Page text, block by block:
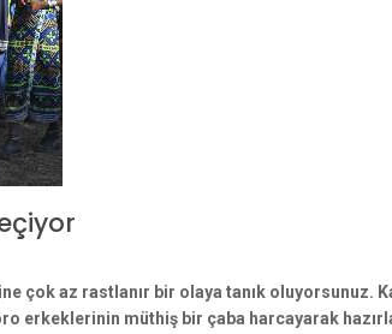
çok az rastlanır bir olaya tanık oluyorsunuz.
erkeklerinin müthiş bir çaba harcayarak